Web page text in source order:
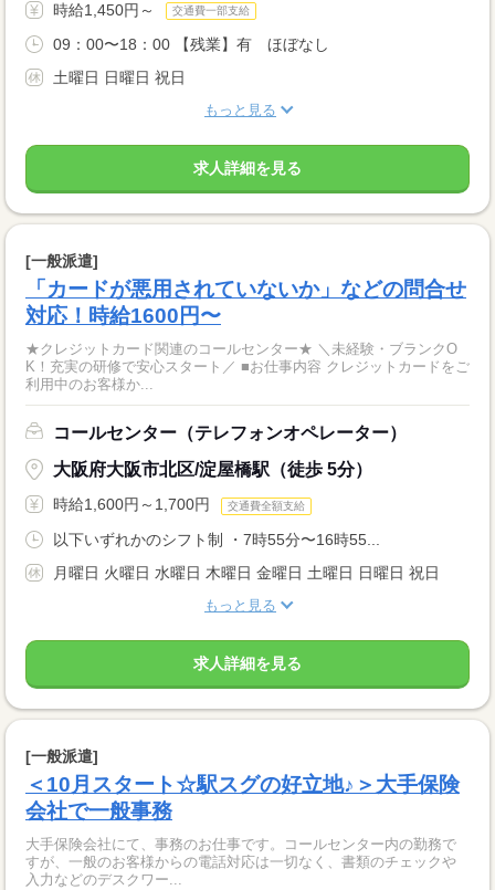
時給1,450円～ 交通費一部支給
09：00〜18：00 【残業】有 ほぼなし
土曜日 日曜日 祝日
もっと見る
求人詳細を見る
[一般派遣]
「カードが悪用されていないか」などの問合せ
対応！時給1600円〜
★クレジットカード関連のコールセンター★ ＼未経験・ブランクO
K！充実の研修で安心スタート／ ■お仕事内容 クレジットカードをご
利用中のお客様か...
コールセンター（テレフォンオペレーター）
大阪府大阪市北区/淀屋橋駅（徒歩 5分）
時給1,600円～1,700円 交通費全額支給
以下いずれかのシフト制 ・7時55分〜16時55...
月曜日 火曜日 水曜日 木曜日 金曜日 土曜日 日曜日 祝日
もっと見る
求人詳細を見る
[一般派遣]
＜10月スタート☆駅スグの好立地♪＞大手保険
会社で一般事務
大手保険会社にて、事務のお仕事です。コールセンター内の勤務で
すが、一般のお客様からの電話対応は一切なく、書類のチェックや
入力などのデスクワー...